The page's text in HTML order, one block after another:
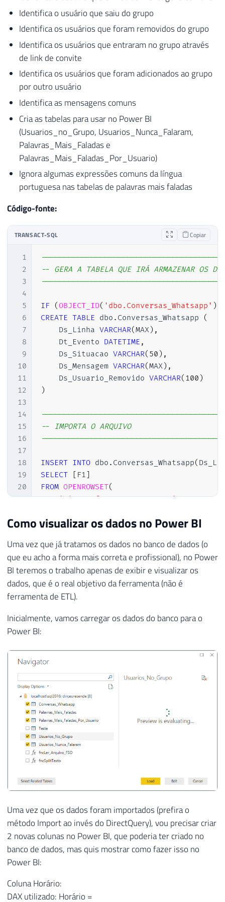
Identifica o usuário que saiu do grupo
Identifica os usuários que foram removidos do grupo
Identifica os usuários que entraram no grupo através
de link de convite
Identifica os usuários que foram adicionados ao grupo
por outro usuário
Identifica as mensagens comuns
Cria as tabelas para usar no Power BI
(Usuarios_no_Grupo, Usuarios_Nunca_Falaram,
Palavras_Mais_Faladas e
Palavras_Mais_Faladas_Por_Usuario)
Ignora algumas expressões comuns da língua
portuguesa nas tabelas de palavras mais faladas
Código-fonte:
TRANSACT-SQL Copiar
1
2
3
4
5
6
7
8
9
10
11
12
13
14
15
16
17
18
19
20
21
23
25
26
27
28
29
31
32
34
36
37
38
39
40
41
42
43
45
47
48
49
50
51
53
54
-- GERA A TABELA QUE IRÁ ARMAZENAR OS
IF (OBJECT_ID( 'dbo.Conversas_Whatsapp' )
CREATE TABLE dbo . Conversas_Whatsapp
(
    Ds_Linha
VARCHAR(MAX) ,
    Dt_Evento
DATETIME ,
    Ds_Situacao
VARCHAR( 50 ) ,
    Ds_Mensagem
VARCHAR(MAX) ,
    Ds_Usuario_Removido
VARCHAR( 100 )
)
-- IMPORTA O ARQUIVO
INSERT INTO dbo . Conversas_Whatsapp(
SELECT
F1
FROM OPENROWSET(
'Microsoft.ACE.OLEDB.12.0',
'SELECT [F1] FROM [Conversas.txt]'
-- REMOVE CARACTERE "?"
UPDATE
A
SET
-- FORMATA A DATA DO EVENTO
UPDATE
TRY_CONVERT
-- REMOVE LINHAS SEM DATA FORMATADA
FROM
    dbo
.
Como visualizar os dados no Power BI
Uma vez que já tratamos os dados no banco de dados (o
que eu acho a forma mais correta e profissional), no Power
BI teremos o trabalho apenas de exibir e visualizar os
dados, que é o real objetivo da ferramenta (não é
ferramenta de ETL).
Inicialmente, vamos carregar os dados do banco para o
Power BI:
Uma vez que os dados foram importados (prefira o
método Import ao invés do DirectQuery), vou precisar criar
2 novas colunas no Power BI, que poderia ter criado no
banco de dados, mas quis mostrar como fazer isso no
Power BI:
Coluna Horário:
DAX utilizado: Horário =